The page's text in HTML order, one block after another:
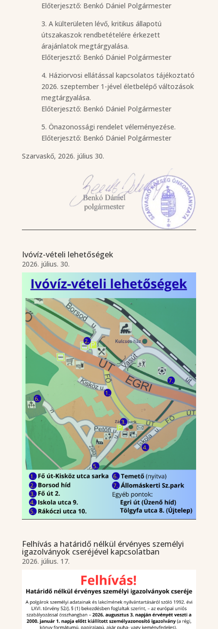
Előterjesztő: Benkó Dániel Polgármester
3. A külterületen lévő, kritikus állapotú
útszakaszok rendbetételére érkezett
árajánlatok megtárgyalása.
Előterjesztő: Benkó Dániel Polgármester
4. Háziorvosi ellátással kapcsolatos tájékoztató
2026. szeptember 1-jével életbelépő változások
megtárgyalása.
Előterjesztő: Benkó Dániel Polgármester
5. Önazonossági rendelet véleményezése.
Előterjesztő: Benkó Dániel Polgármester
Szarvaskő, 2026. július 30.
Ivóvíz-vételi lehetőségek
2026. július. 30.
Felhívás a határidő nélkül érvényes személyi
igazolványok cseréjével kapcsolatban
2026. július. 17.